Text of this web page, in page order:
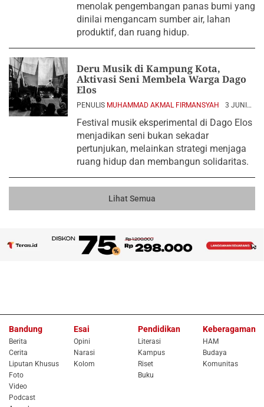
menolak pengembangan panas bumi yang
dinilai mengancam sumber air, lahan
produktif, dan ruang hidup.
Deru Musik di Kampung Kota,
Aktivasi Seni Membela Warga Dago
Elos
PENULIS MUHAMMAD AKMAL FIRMANSYAH
3 JUNI
Festival musik eksperimental di Dago Elos
menjadikan seni bukan sekadar
pertunjukan, melainkan strategi menjaga
ruang hidup dan membangun solidaritas.
Lihat Semua
Bandung
Berita
Cerita
Liputan Khusus
Foto
Video
Podcast
Esai
Opini
Narasi
Kolom
Pendidikan
Literasi
Kampus
Riset
Buku
Keberagaman
HAM
Budaya
Komunitas